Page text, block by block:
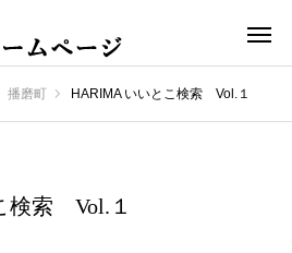
播磨町 HARIMA いいとこ検索 Vol.１
検索 Vol.１